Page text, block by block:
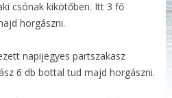
csónak kikötőben. Itt 3 fő
horgászni.
napijegyes partszakasz
6 db bottal tud majd horgászni.